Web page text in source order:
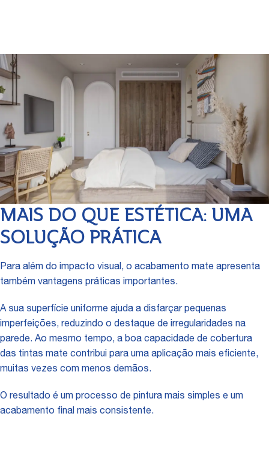
MAIS DO QUE ESTÉTICA: UMA
SOLUÇÃO PRÁTICA
Para além do impacto visual, o acabamento mate apresenta
também vantagens práticas importantes.
A sua superfície uniforme ajuda a disfarçar pequenas
imperfeições, reduzindo o destaque de irregularidades na
parede. Ao mesmo tempo, a boa capacidade de cobertura
das tintas mate contribui para uma aplicação mais eficiente,
muitas vezes com menos demãos.
O resultado é um processo de pintura mais simples e um
acabamento final mais consistente.